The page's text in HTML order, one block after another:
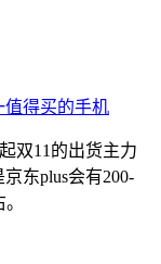
双11的出货主力
东plus会有200-